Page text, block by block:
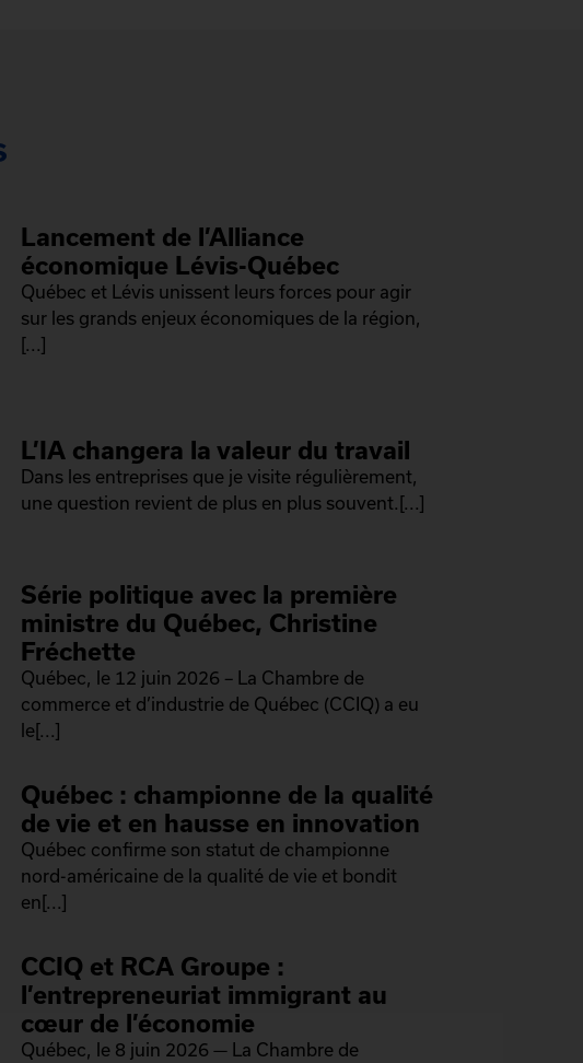
Lancement de l’Alliance
économique Lévis-Québec
Québec et Lévis unissent leurs forces pour agir
sur les grands enjeux économiques de la région,
[...]
L’IA changera la valeur du travail
Dans les entreprises que je visite régulièrement,
une question revient de plus en plus souvent.[...]
Série politique avec la première
ministre du Québec, Christine
Fréchette
Québec, le 12 juin 2026 – La Chambre de
commerce et d’industrie de Québec (CCIQ) a eu
le[...]
Québec : championne de la qualité
de vie et en hausse en innovation
Québec confirme son statut de championne
nord-américaine de la qualité de vie et bondit
en[...]
CCIQ et RCA Groupe :
l’entrepreneuriat immigrant au
cœur de l’économie
Québec, le 8 juin 2026 — La Chambre de